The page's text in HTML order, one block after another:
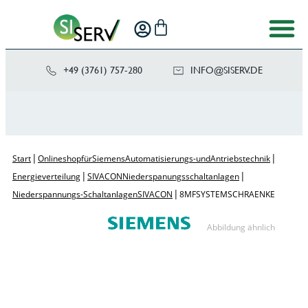
+49 (3761) 757-280 ED.VRE
SIS@OF
NI
Start | Onlineshop für Siemens Automatisierungs- und Antriebstechnik |
Energieverteilung | SIVACON Niederspanungsschaltanlagen |
Niederspannungs-Schaltanlagen SIVACON | 8MF SYSTEMSCHRAENKE
Abbildung ähnlich